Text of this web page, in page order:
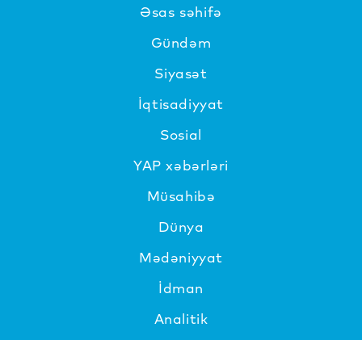
Əsas səhifə
Gündəm
Siyasət
İqtisadiyyat
Sosial
YAP xəbərləri
Müsahibə
Dünya
Mədəniyyat
İdman
Analitik